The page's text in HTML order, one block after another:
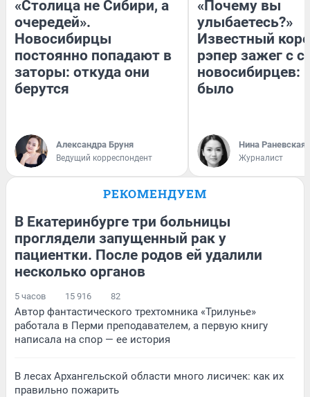
«Столица не Сибири, а
очередей».
Новосибирцы
постоянно попадают в
заторы: откуда они
берутся
Александра Бруня
Ведущий корреспондент
«Почему вы
улыбаетесь?»
Известный
рэпер зажег с
новосибирцев:
было
Нина Раневская
Журналист
РЕКОМЕНДУЕМ
В Екатеринбурге три больницы
проглядели запущенный рак у
пациентки. После родов ей удалили
несколько органов
5 часов 15 916 82
Автор фантастического трехтомника «Трилунье»
работала в Перми преподавателем, а первую книгу
написала на спор — ее история
В лесах Архангельской области много лисичек: как их
правильно пожарить